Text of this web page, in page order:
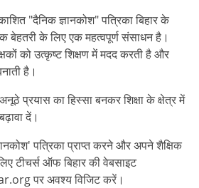
"दैनिक ज्ञानकोश" पत्रिका बिहार के
बेहतरी के लिए एक महत्वपूर्ण संसाधन है।
को उत्कृष्ट शिक्षण में मदद करती है और
है।
प्रयास का हिस्सा बनकर शिक्षा के क्षेत्र में
दें।
पत्रिका प्राप्त करने और अपने शैक्षिक
टीचर्स ऑफ बिहार की वेबसाइट
पर अवश्य विजिट करें।